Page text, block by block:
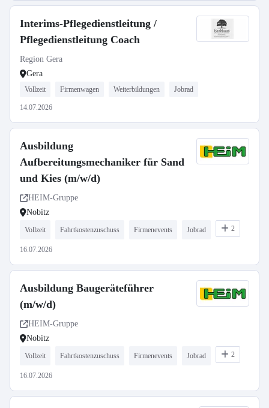
Interims-Pflegedienstleitung /
Pflegedienstleitung Coach
Region Gera
Gera
Vollzeit Firmenwagen Weiterbildungen Jobrad
14.07.2026
Ausbildung
Aufbereitungsmechaniker für Sand
und Kies (m/w/d)
HEIM-Gruppe
Nobitz
Vollzeit Fahrtkostenzuschuss Firmenevents Jobrad 2
16.07.2026
Ausbildung Baugeräteführer
(m/w/d)
HEIM-Gruppe
Nobitz
Vollzeit Fahrtkostenzuschuss Firmenevents Jobrad 2
16.07.2026